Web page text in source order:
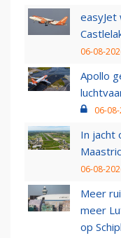
06-08-
Apollo
06-
In jacht
06-08-
Meer
meer
op